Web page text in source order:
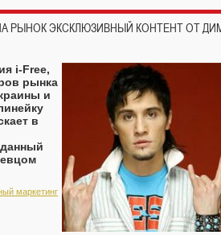
НА РЫНОК ЭКСКЛЮЗИВНЫЙ КОНТЕНТ ОТ
i-Free,
рынка
и
в
маркетинг